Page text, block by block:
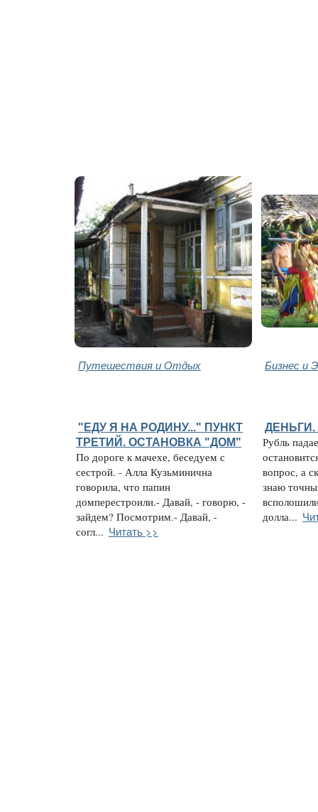
Путешествия и Отдых Бизнес и
"ЕДУ Я НА РОДИНУ..." ПУНКТ
ТРЕТИЙ. ОСТАНОВКА "ДОМ"
По дороге к мачехе, беседуем с
сестрой. - Алла Кузьминична
говорила, что папин
домперестроили.- Давай, - говорю, -
зайдем? Посмотрим.- Давай, -
согл... Читать >>
Рубль
вопрос, а
знаю
долла...